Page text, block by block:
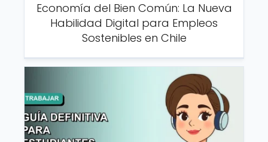
Economía del Bien Común: La Nueva
Habilidad Digital para Empleos
Sostenibles en Chile